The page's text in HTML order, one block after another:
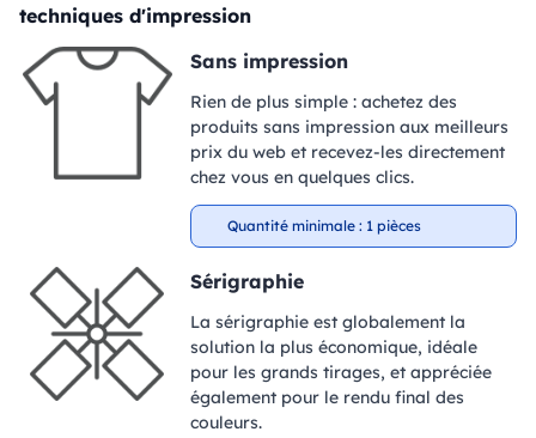
techniques d'impression
Sans impression
Rien de plus simple : achetez des
produits sans impression aux meilleurs
prix du web et recevez-les directement
chez vous en quelques clics.
Quantité minimale : 1 pièces
Sérigraphie
La sérigraphie est globalement la
solution la plus économique, idéale
pour les grands tirages, et appréciée
également pour le rendu final des
couleurs.